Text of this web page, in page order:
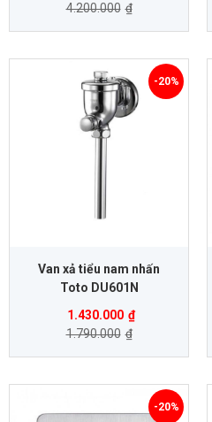
4.200.000 ₫
Van xả tiểu nam nhấn
Toto DU601N
1.430.000 ₫
1.790.000 ₫
-20%
-20%